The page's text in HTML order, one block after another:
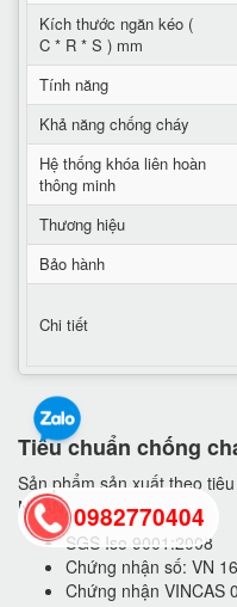
Kích thước ngăn kéo (
C * R * S ) mm
Tính năng
Khả năng chống cháy
Hệ thống khóa liên hoàn
thông minh
Thương hiệu
Bảo hành
Chi tiết
Tiêu chuẩn chống
Sản phẩm sản xuất theo
NHẬN)
SGS Iso 9001:2008
Chứng nhận số: VN
Chứng nhận VINCAS
0982770404